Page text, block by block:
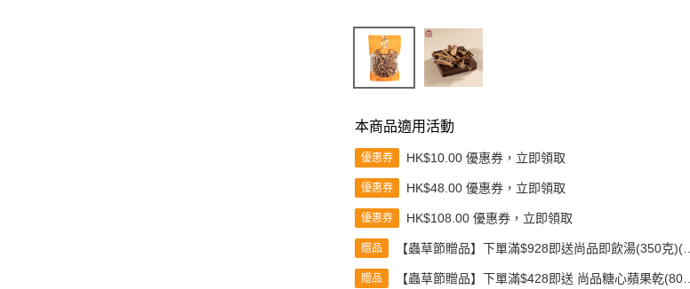
本商品適用活動
優惠券 HK$10.00 優惠券，立即領取
優惠券 HK$48.00 優惠券，立即領取
優惠券 HK$108.00 優惠券，立即領取
贈品
【蟲草節贈品】下單滿$928即送尚品即飲湯(350克)(款
贈品
【蟲草節贈品】下單滿$428即送 尚品糖心蘋果乾(80